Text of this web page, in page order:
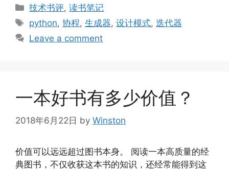
Categories
技术书评,读书笔记
Tags
python,协程,生成器,设计模式,迭代器
Leave a comment
一本好书有多少价值？
2018年6月22日 by Winston
价值可以远远超过图书本身。 阅读一本高质量的经
典图书，不仅收获这本书的知识，还经常能得到这